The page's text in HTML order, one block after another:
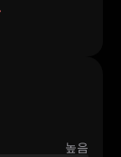
높음